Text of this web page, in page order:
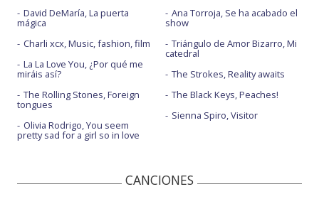
David DeMaría, La puerta
mágica
Charli xcx, Music, fashion, film
La La Love You, ¿Por qué me
miráis así?
The Rolling Stones, Foreign
tongues
Olivia Rodrigo, You seem
pretty sad for a girl so in love
Ana Torroja, Se ha acabado el
show
Triángulo de Amor Bizarro, Mi
catedral
The Strokes, Reality awaits
The Black Keys, Peaches!
Sienna Spiro, Visitor
CANCIONES